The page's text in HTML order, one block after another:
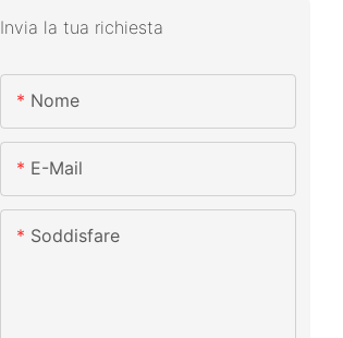
Invia la tua richiesta
Nome
E-Mail
Soddisfare